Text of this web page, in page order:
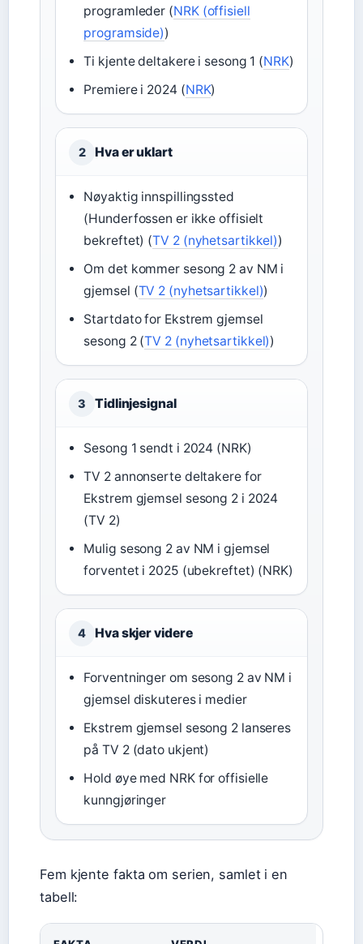
programleder (NRK (offisiell
programside))
Ti kjente deltakere i sesong 1 (NRK)
Premiere i 2024 (NRK)
2 Hva er uklart
Nøyaktig innspillingssted
(Hunderfossen er ikke offisielt
bekreftet) (TV 2 (nyhetsartikkel))
Om det kommer sesong 2 av NM i
gjemsel (TV 2 (nyhetsartikkel))
Startdato for Ekstrem gjemsel
sesong 2 (TV 2 (nyhetsartikkel))
3 Tidlinjesignal
Sesong 1 sendt i 2024 (NRK)
TV 2 annonserte deltakere for
Ekstrem gjemsel sesong 2 i 2024
(TV 2)
Mulig sesong 2 av NM i gjemsel
forventet i 2025 (ubekreftet) (NRK)
4 Hva skjer videre
Forventninger om sesong 2 av NM i
gjemsel diskuteres i medier
Ekstrem gjemsel sesong 2 lanseres
på TV 2 (dato ukjent)
Hold øye med NRK for offisielle
kunngjøringer
Fem kjente fakta om serien, samlet i en
tabell: